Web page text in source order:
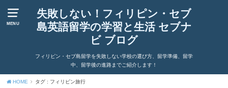
MENU
失敗しない！フィリピン・セブ
島英語留学の学習と生活 セブナ
ビ ブログ
フィリピン・セブ島留学を失敗しない学校の選び方、留学準備、留学
中、留学後の進路までご紹介します！
HOME タグ : フィリピン旅行